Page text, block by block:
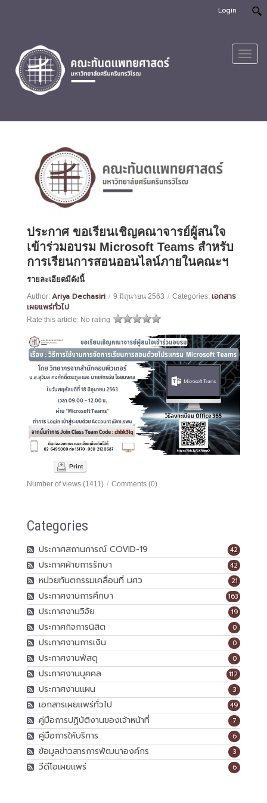
Login
ประกาศ ขอเรียนเชิญคณาจารย์ผู้สนใจ
เข้าร่วมอบรม Microsoft Teams สำหรับ
การเรียนการสอนออนไลน์ภายในคณะฯ
รายละเอียดมีดังนี้
Author: Ariya Dechasiri / 9 มิถุนายน 2563 / Categories: เอกสาร
เผยแพร่ทั่วไป
Rate this article: No rating
Print
Number of views (1411) / Comments (0)
Categories
42
ประกาศสถานการณ์ COVID-19
42
ประกาศฝ่ายการรักษา
21
หน่วยทันตกรรมเคลื่อนที่ มศว
163
ประกาศงานการศึกษา
19
ประกาศงานวิจัย
0
ประกาศกิจการนิสิต
0
ประกาศงานการเงิน
0
ประกาศงานพัสดุ
112
ประกาศงานบุคคล
3
ประกาศงานแผน
49
เอกสารเผยแพร่ทั่วไป
7
คู่มือการปฏิบัติงานของเจ้าหน้าที่
6
คู่มือการให้บริการ
3
ข้อมูลข่าวสารการพัฒนาองค์กร
6
วีดีโอเผยแพร่